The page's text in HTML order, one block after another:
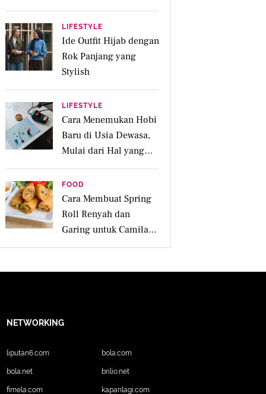
LIFESTYLE
Ide Outfit Hijab dengan
Rok Panjang yang
Stylish
LIFESTYLE
Cara Menemukan Hobi
Baru di Usia Dewasa,
Mulai dari Hal yang
Disukai
FOOD
Cara Membuat Spring
Roll Renyah dan
Garing untuk Camilan
Pesta
NETWORKING
liputan6.com bola.com
bola.net brilio.net
fimela.com kapanlagi.com